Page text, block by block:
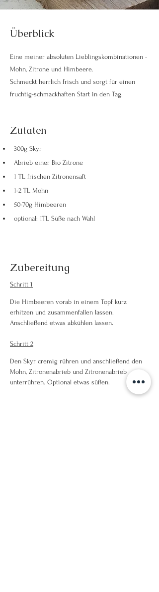
Überblick
Eine meiner absoluten Lieblingskombinationen -
Mohn, Zitrone und Himbeere.
Schmeckt herrlich frisch und sorgt für einen
fruchtig-schmackhaften Start in den Tag.
Zutaten
300g Skyr
Abrieb einer Bio Zitrone
1 TL frischen Zitronensaft
1-2 TL Mohn
50-70g Himbeeren
optional: 1TL Süße nach Wahl
Zubereitung
Schritt 1
Die Himbeeren vorab in einem Topf kurz
erhitzen und zusammenfallen lassen.
Anschließend etwas abkühlen lassen.
Schritt 2
Den Skyr cremig rühren und anschließend den
Mohn, Zitronenabrieb und Zitronenabrieb
unterrühren. Optional etwas süßen.